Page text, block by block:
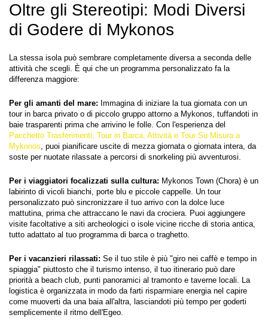
Oltre gli Stereotipi: Modi Diversi
di Godere di Mykonos
La stessa isola può sembrare completamente diversa a seconda delle
attività che scegli. È qui che un programma personalizzato fa la
differenza maggiore:
Per gli amanti del mare: Immagina di iniziare la tua giornata con un
tour in barca privato o di piccolo gruppo attorno a Mykonos, tuffandoti in
Pacchetto Trasferimenti, Tour in Barca, Attività e Tour Su Misura a
Mykonos, puoi pianificare uscite di mezza giornata o giornata intera, da
soste per nuotate rilassate a percorsi di snorkeling più avventurosi.
Per i viaggiatori focalizzati sulla cultura: Mykonos Town (Chora) è un
labirinto di vicoli bianchi, porte blu e piccole cappelle. Un tour
personalizzato può sincronizzare il tuo arrivo con la dolce luce
mattutina, prima che attraccano le navi da crociera. Puoi aggiungere
visite facoltative a siti archeologici o isole vicine ricche di storia antica,
tutto adattato al tuo programma di barca o traghetto.
Per i vacanzieri rilassati: Se il tuo stile è più "giro nei caffè e tempo in
spiaggia" piuttosto che il turismo intenso, il tuo itinerario può dare
priorità a beach club, punti panoramici al tramonto e taverne locali. La
logistica è organizzata in modo da farti risparmiare energia nel capire
come muoverti da una baia all'altra, lasciandoti più tempo per goderti
semplicemente il ritmo dell'Egeo.